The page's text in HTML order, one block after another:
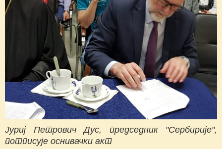
Јуриј Петрович Дус, председник "Сербирије",
потписује оснивачки акт